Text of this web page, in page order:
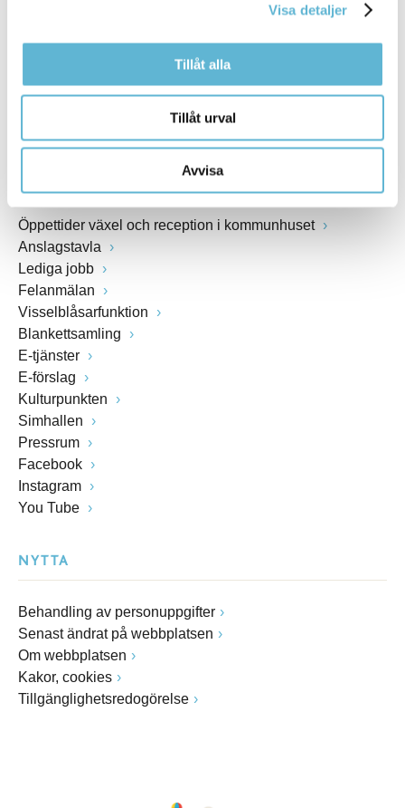
Visa detaljer
Tillåt alla
Tillåt urval
Avvisa
Fax: 0456-82 22 00
Öppettider växel och reception i kommunhuset
Anslagstavla
Lediga jobb
Felanmälan
Visselblåsarfunktion
Blankettsamling
E-tjänster
E-förslag
Kulturpunkten
Simhallen
Pressrum
Facebook
Instagram
You Tube
NYTTA
Behandling av personuppgifter
Senast ändrat på webbplatsen
Om webbplatsen
Kakor, cookies
Tillgänglighetsredogörelse